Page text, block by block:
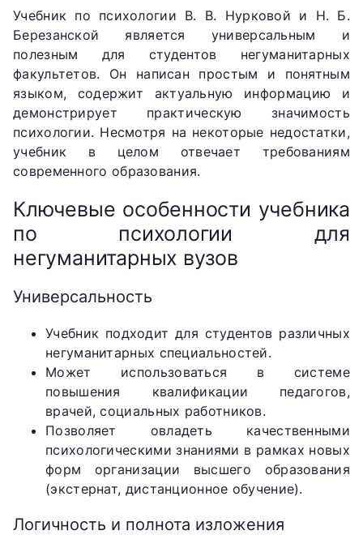
Учебник по психологии В. В. Нурковой и Н. Б.
Березанской является универсальным и
полезным для студентов негуманитарных
факультетов. Он написан простым и понятным
языком, содержит актуальную информацию и
демонстрирует практическую значимость
психологии. Несмотря на некоторые недостатки,
учебник в целом отвечает требованиям
современного образования.
Ключевые особенности учебника
по психологии для
негуманитарных вузов
Универсальность
Учебник подходит для студентов различных
негуманитарных специальностей.
Может использоваться в системе
повышения квалификации педагогов,
врачей, социальных работников.
Позволяет овладеть качественными
психологическими знаниями в рамках новых
форм организации высшего образования
(экстернат, дистанционное обучение).
Логичность и полнота изложения